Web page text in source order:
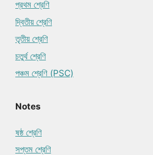
প্রথম শ্রেণি
দ্বিতীয় শ্রেণি
তৃতীয় শ্রেণি
চতুর্থ শ্রেণি
পঞ্চম শ্রেণি (PSC)
Notes
ষষ্ঠ শ্রেণি
সপ্তম শ্রেণি